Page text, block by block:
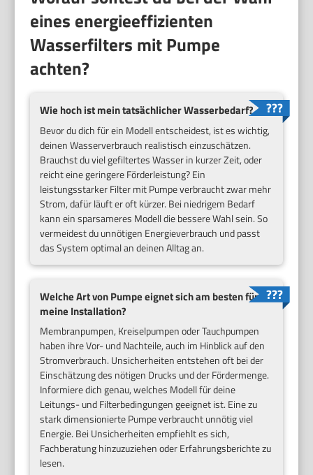
eines energieeffizienten
Wasserfilters mit Pumpe
achten?
Wie hoch ist mein tatsächlicher Wasserbedarf?
Bevor du dich für ein Modell entscheidest, ist es wichtig,
deinen Wasserverbrauch realistisch einzuschätzen.
Brauchst du viel gefiltertes Wasser in kurzer Zeit, oder
reicht eine geringere Förderleistung? Ein
leistungsstarker Filter mit Pumpe verbraucht zwar mehr
Strom, dafür läuft er oft kürzer. Bei niedrigem Bedarf
kann ein sparsameres Modell die bessere Wahl sein. So
vermeidest du unnötigen Energieverbrauch und passt
das System optimal an deinen Alltag an.
Welche Art von Pumpe eignet sich am besten für
meine Installation?
Membranpumpen, Kreiselpumpen oder Tauchpumpen
haben ihre Vor- und Nachteile, auch im Hinblick auf den
Stromverbrauch. Unsicherheiten entstehen oft bei der
Einschätzung des nötigen Drucks und der Fördermenge.
Informiere dich genau, welches Modell für deine
Leitungs- und Filterbedingungen geeignet ist. Eine zu
stark dimensionierte Pumpe verbraucht unnötig viel
Energie. Bei Unsicherheiten empfiehlt es sich,
Fachberatung hinzuzuziehen oder Erfahrungsberichte zu
lesen.